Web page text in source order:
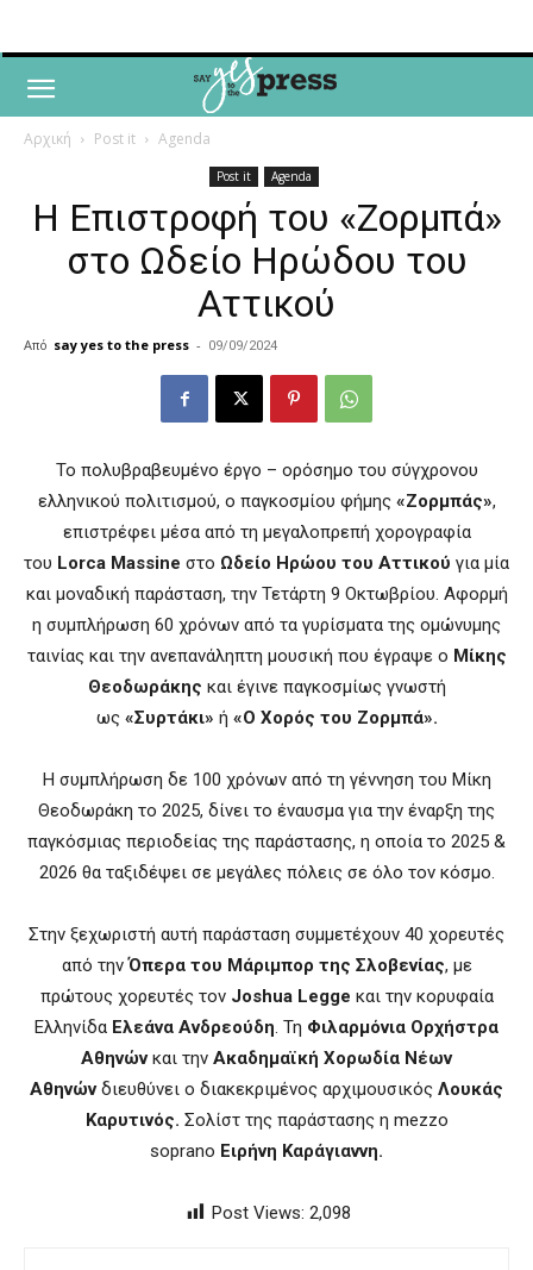
Αρχική Post it Agenda
Post it Agenda
Η Επιστροφή του «Ζορμπά»
στο Ωδείο Ηρώδου του
Αττικού
Από say yes to the press - 09/09/2024
Το πολυβραβευμένο έργο – ορόσημο του σύγχρονου
ελληνικού πολιτισμού, ο παγκοσμίου φήμης«Ζορμπάς»,
επιστρέφει μέσα από τη μεγαλοπρεπή χορογραφία
του Lorca Massine στο Ωδείο Ηρώου του Αττικού για μία
και μοναδική παράσταση, την Τετάρτη 9 Οκτωβρίου. Αφορμή
η συμπλήρωση 60 χρόνων από τα γυρίσματα της ομώνυμης
ταινίας και την ανεπανάληπτη μουσική που έγραψε ο Μίκης
Θεοδωράκης και έγινε παγκοσμίως γνωστή
ως «Συρτάκι» ή «Ο Χορός του Ζορμπά».
Η συμπλήρωση δε 100 χρόνων από τη γέννηση του Μίκη
Θεοδωράκη το 2025, δίνει το έναυσμα για την έναρξη της
παγκόσμιας περιοδείας της παράστασης, η οποία το 2025 &
2026 θα ταξιδέψει σε μεγάλες πόλεις σε όλο τον κόσμο.
Στην ξεχωριστή αυτή παράσταση συμμετέχουν 40 χορευτές
από τηνΌπερα του Μάριμπορ της Σλοβενίας, με
πρώτους χορευτές τονJoshua Legge και την κορυφαία
Ελληνίδα Ελεάνα Ανδρεούδη. Τη Φιλαρμόνια Ορχήστρα
Αθηνώνκαι την Ακαδημαϊκή Χορωδία Νέων
Αθηνώνδιευθύνει ο διακεκριμένος αρχιμουσικός Λουκάς
Καρυτινός. Σολίστ της παράστασης η mezzo
soprano Ειρήνη Καράγιαννη.
Post Views: 2,098